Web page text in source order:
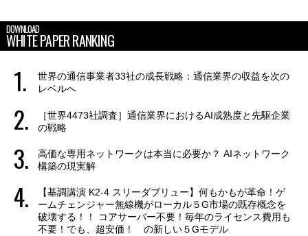
DOWNLOAD
WHITE PAPER RANKING
世界の通信事業者33社の成長戦略：通信業界の収益を次の
レベルへ
［世界4473社調査］通信業界におけるAI成熟度と先駆企業
の戦略
高価な専用ネットワークは本当に必要か？ AIネットワーク
構築の現実解
【基調講演 K2-4 スリーダブリュー】何もかもが革命！ゲ
ームチェンジャー無線機がローカル５G市場の既存概念を
破壊する！！ コアサーバー不要！毎年のライセンス費用も
不要！でも、超安価！ の新しい５Gモデル